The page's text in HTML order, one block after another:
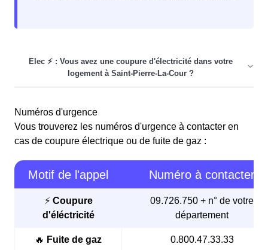
logement àà Saint-Pierre-La-Cour? Le processus pour
rétablir le courant variera en fonction de la source du
problème, qu'il concerne votre logement, votre
immeuble, ou l'ensemble de la ville.
Pour commencer,vérifiez votre compteursi vous
faites face à une coupure. Si le compteur a disjoncté,
réenclenchez-lepour rétablir l'électricité.
Si le problème continue, la coupure pourrait toucher
de Saint-Pierre-La-Cour
Numéros d'urgence
Vous trouverez les numéros d'urgence à contacter en
cas de coupure électrique ou de fuite de gaz :
Motif de l'appel Numéro à contacter
⚡ Coupure
d'éléctricité
09.726.750 + n° de votre
département
🔥 Fuite de gaz 0.800.47.33.33